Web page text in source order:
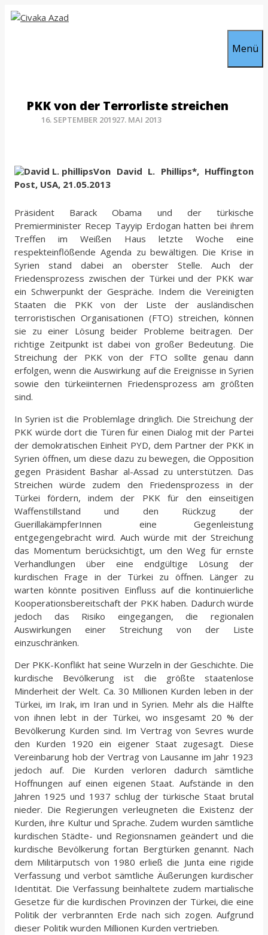
Zum
Inhalt
Menü
PKK von der Terrorliste streichen
16. SEPTEMBER 201927. MAI 2013
Von David L. Phillips*, Huffington
Post, USA, 21.05.2013
Präsident Barack Obama und der türkische
Premierminister Recep Tayyip Erdogan hatten bei ihrem
Treffen im Weißen Haus letzte Woche eine
respekteinflößende Agenda zu bewältigen. Die Krise in
Syrien stand dabei an oberster Stelle. Auch der
Friedensprozess zwischen der Türkei und der PKK war
ein Schwerpunkt der Gespräche. Indem die Vereinigten
Staaten die PKK von der Liste der ausländischen
terroristischen Organisationen (FTO) streichen, können
sie zu einer Lösung beider Probleme beitragen. Der
richtige Zeitpunkt ist dabei von großer Bedeutung. Die
Streichung der PKK von der FTO sollte genau dann
erfolgen, wenn die Auswirkung auf die Ereignisse in Syrien
sowie den türkeiinternen Friedensprozess am größten
sind.
In Syrien ist die Problemlage dringlich. Die Streichung der
PKK würde dort die Türen für einen Dialog mit der Partei
der demokratischen Einheit PYD, dem Partner der PKK in
Syrien öffnen, um diese dazu zu bewegen, die Opposition
gegen Präsident Bashar al-Assad zu unterstützen. Das
Streichen würde zudem den Friedensprozess in der
Türkei fördern, indem der PKK für den einseitigen
Waffenstillstand und den Rückzug der
GuerillakämpferInnen eine Gegenleistung
entgegengebracht wird. Auch würde mit der Streichung
das Momentum berücksichtigt, um den Weg für ernste
Verhandlungen über eine endgültige Lösung der
kurdischen Frage in der Türkei zu öffnen. Länger zu
warten könnte positiven Einfluss auf die kontinuierliche
Kooperationsbereitschaft der PKK haben. Dadurch würde
jedoch das Risiko eingegangen, die regionalen
Auswirkungen einer Streichung von der Liste
einzuschränken.
Der PKK-Konflikt hat seine Wurzeln in der Geschichte. Die
kurdische Bevölkerung ist die größte staatenlose
Minderheit der Welt. Ca. 30 Millionen Kurden leben in der
Türkei, im Irak, im Iran und in Syrien. Mehr als die Hälfte
von ihnen lebt in der Türkei, wo insgesamt 20 % der
Bevölkerung Kurden sind. Im Vertrag von Sevres wurde
den Kurden 1920 ein eigener Staat zugesagt. Diese
Vereinbarung hob der Vertrag von Lausanne im Jahr 1923
jedoch auf. Die Kurden verloren dadurch sämtliche
Hoffnungen auf einen eigenen Staat. Aufstände in den
Jahren 1925 und 1937 schlug der türkische Staat brutal
nieder. Die Regierungen verleugneten die Existenz der
Kurden, ihre Kultur und Sprache. Zudem wurden sämtliche
kurdischen Städte- und Regionsnamen geändert und die
kurdische Bevölkerung fortan Bergtürken genannt. Nach
dem Militärputsch von 1980 erließ die Junta eine rigide
Verfassung und verbot sämtliche Äußerungen kurdischer
Identität. Die Verfassung beinhaltete zudem martialische
Gesetze für die kurdischen Provinzen der Türkei, die eine
Politik der verbrannten Erde nach sich zogen. Aufgrund
dieser Politik wurden Millionen Kurden vertrieben.